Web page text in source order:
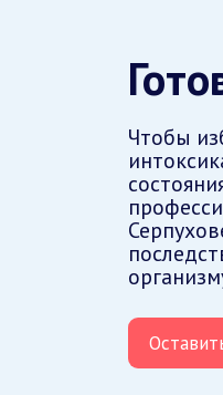
Чтобы